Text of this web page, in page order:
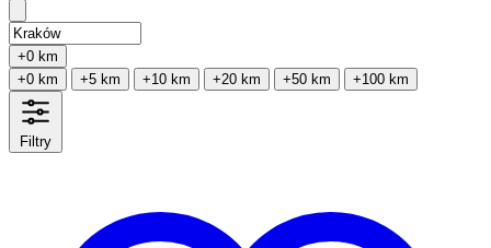
+0 km
+0 km
+5 km +10 km +20 km +50 km +100 km
Filtry